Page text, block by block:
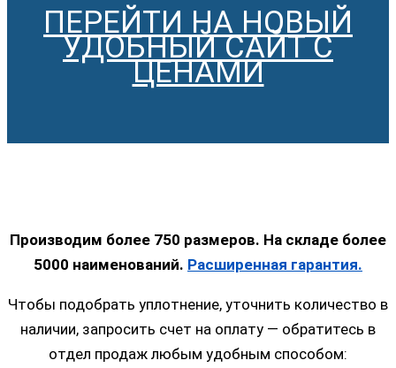
ПЕРЕЙТИ НА НОВЫЙ
УДОБНЫЙ САЙТ С
ЦЕНАМИ
Производим более 750 размеров. На складе более
5000 наименований. Расширенная гарантия.
Чтобы подобрать уплотнение, уточнить количество в
наличии, запросить счет на оплату — обратитесь в
отдел продаж любым удобным способом: